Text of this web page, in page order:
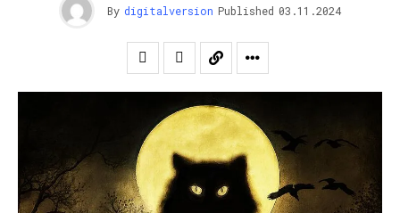
By digitalversion Published 03.11.2024